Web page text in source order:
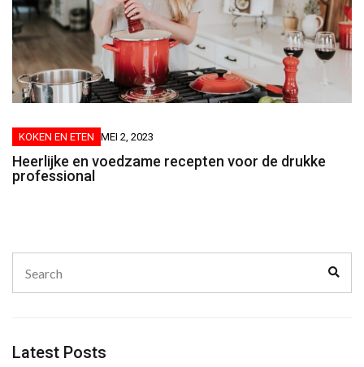
KOKEN EN ETEN MEI 2, 2023
Heerlijke en voedzame recepten voor de drukke
professional
for:
Latest Posts